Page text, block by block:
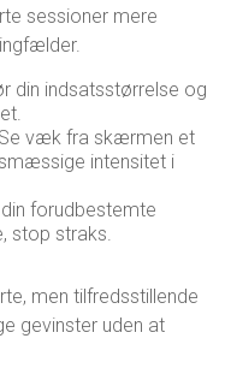
sessioner mere
din indsatsstørrelse og
Se væk fra skærmen et
intensitet i
forudbestemte
stop straks.
men tilfredsstillende
gevinster uden at